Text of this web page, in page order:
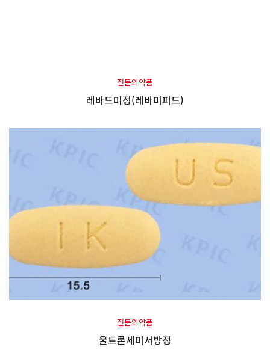
전문의약품
레바드미정(레바미피드)
전문의약품
울트론세미서방정